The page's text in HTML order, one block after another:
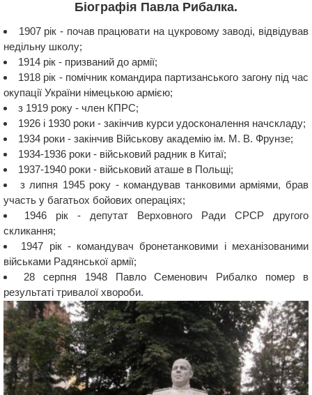
Біографія Павла Рибалка.
1907 рік - почав працювати на цукровому заводі, відвідував
недільну школу;
1914 рік - призваний до армії;
1918 рік - помічник командира партизанського загону під час
окупації України німецькою армією;
з 1919 року - член КПРС;
1926 і 1930 роки - закінчив курси удосконалення начскладу;
1934 роки - закінчив Військову академію ім. М. В. Фрунзе;
1934-1936 роки - військовий радник в Китаї;
1937-1940 роки - військовий аташе в Польщі;
з липня 1945 року - командував танковими арміями, брав
участь у багатьох бойових операціях;
1946 рік - депутат Верховного Ради СРСР другого
скликання;
1947 рік - командувач бронетанковими і механізованими
військами Радянської армії;
28 серпня 1948 Павло Семенович Рибалко помер в
результаті тривалої хвороби.